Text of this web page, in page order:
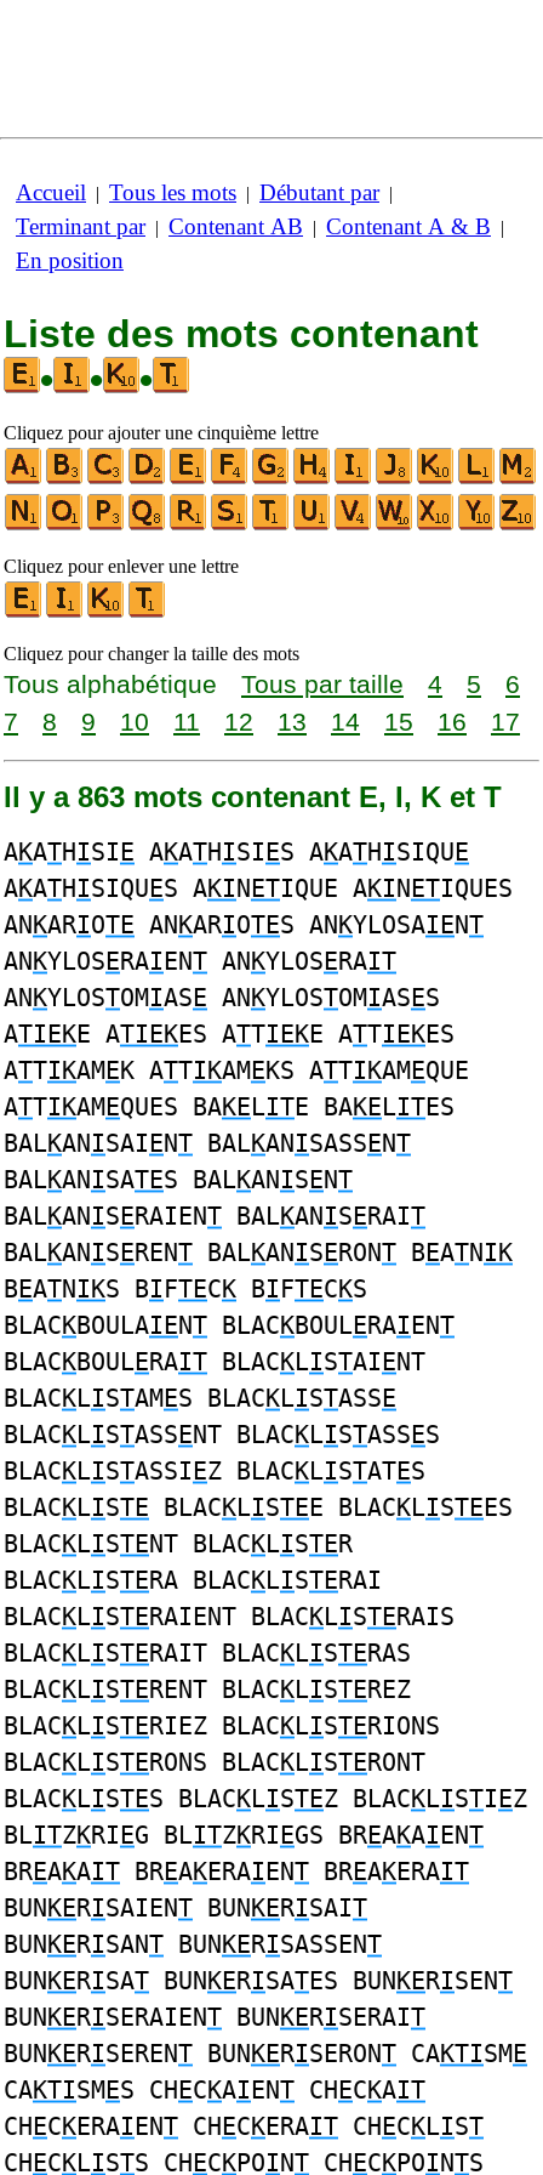
Accueil | Tous les mots | Débutant par|
Terminant par| Contenant AB | Contenant A & B |
En position
Liste des mots contenant
•
• •
Cliquez pour ajouter une cinquième lettre
Cliquez pour enlever une lettre
Cliquez pour changer la taille des mots
Tous alphabétique Tous par taille 4 5
6
7
8 9 10 11 12 13 14 15 16 17
Il y a 863 mots contenant E, I, K et T
AKATHISIE AKATHISIES AKATHISIQUE
AKATHISIQUES AKINETIQUE AKINETIQUES
ANKARIOTE ANKARIOTES ANKYLOSAIENT
ANKYLOSERAIENT ANKYLOSERAIT
ANKYLOSTOMIASE ANKYLOSTOMIASES
ATIEKE ATIEKES ATTIEKE ATTIEKES
ATTIKAMEK ATTIKAMEKS ATTIKAMEQUE
ATTIKAMEQUES BAKELITE BAKELITES
BALKANISAIENT BALKANISASSENT
BALKANISATES BALKANISENT
BALKANISERAIENT BALKANISERAIT
BALKANISERENT BALKANISERONT BEATNIK
BEATNIKS BIFTECK BIFTECKS
BLACKBOULAIENT BLACKBOULERAIENT
BLACKBOULERAIT BLACKLISTAIENT
BLACKLISTAMES BLACKLISTASSE
BLACKLISTASSENT BLACKLISTASSES
BLACKLISTASSIEZ BLACKLISTATES
BLACKLISTE BLACKLISTEE BLACKLISTEES
BLACKLISTENT BLACKLISTER
BLACKLISTERA BLACKLISTERAI
BLACKLISTERAIENT BLACKLISTERAIS
BLACKLISTERAIT BLACKLISTERAS
BLACKLISTERENT BLACKLISTEREZ
BLACKLISTERIEZ BLACKLISTERIONS
BLACKLISTERONS BLACKLISTERONT
BLACKLISTES BLACKLISTEZ BLACKLISTIEZ
BLITZKRIEG BLITZKRIEGS BREAKAIENT
BREAKAIT BREAKERAIENT BREAKERAIT
BUNKERISAIENT BUNKERISAIT
BUNKERISANT BUNKERISASSENT
BUNKERISAT BUNKERISATES BUNKERISENT
BUNKERISERAIENT BUNKERISERAIT
BUNKERISERENT BUNKERISERONT CAKTISME
CAKTISMES CHECKAIENT CHECKAIT
CHECKERAIENT CHECKERAIT CHECKLIST
CHECKLISTS CHECKPOINT CHECKPOINTS